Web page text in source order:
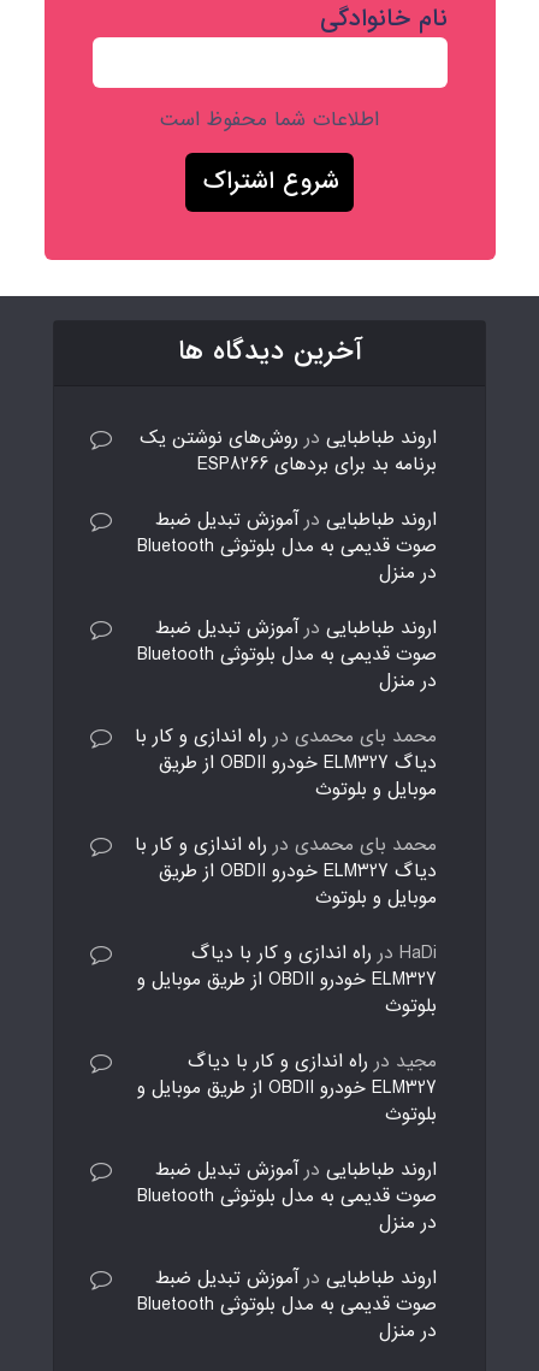
نام خانوادگی
اطلاعات شما محفوظ است
آخرین دیدگاه ها
اروند طباطبایی در روش‌های نوشتن یک
برنامه بد برای بردهای ESP8266
اروند طباطبایی درآموزش تبدیل ضبط
صوت قدیمی به مدل بلوتوثی Bluetooth
در منزل
اروند طباطبایی درآموزش تبدیل ضبط
صوت قدیمی به مدل بلوتوثی Bluetooth
در منزل
محمد بای محمدی در راه اندازی و کار با
دیاگ ELM327 خودرو OBDII از طریق
موبایل و بلوتوث
محمد بای محمدی در راه اندازی و کار با
دیاگ ELM327 خودرو OBDII از طریق
موبایل و بلوتوث
HaDi در راه اندازی و کار با دیاگ
ELM327 خودرو OBDII از طریق موبایل و
بلوتوث
مجید در راه اندازی و کار با دیاگ
ELM327 خودرو OBDII از طریق موبایل و
بلوتوث
اروند طباطبایی درآموزش تبدیل ضبط
صوت قدیمی به مدل بلوتوثی Bluetooth
در منزل
اروند طباطبایی درآموزش تبدیل ضبط
صوت قدیمی به مدل بلوتوثی Bluetooth
در منزل